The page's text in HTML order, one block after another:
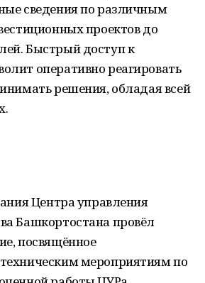
сведения по различным
проектов до
Быстрый доступ к
оперативно реагировать
решения, обладая всей
Центра управления
Башкортостана провёл
посвящённое
мероприятиям по